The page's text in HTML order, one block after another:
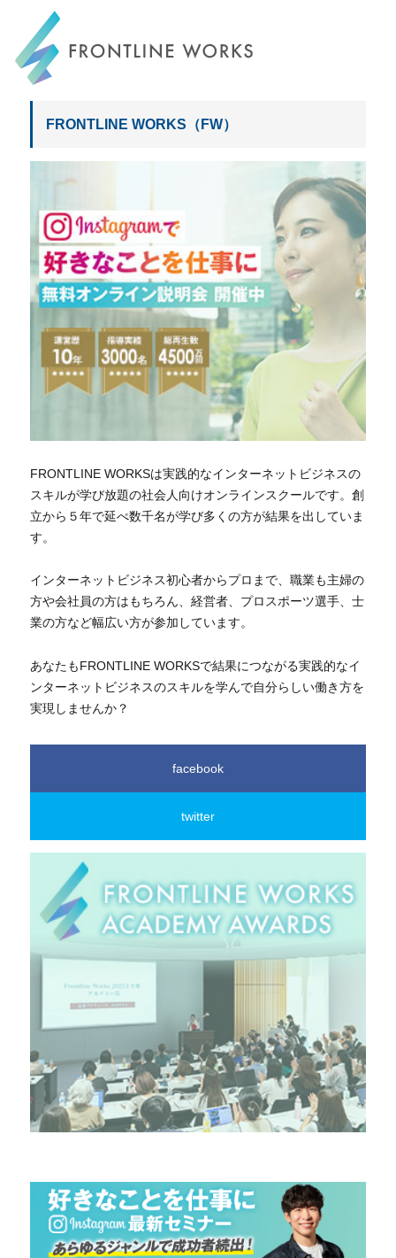
FRONTLINE WORKS
FRONTLINE WORKS（FW）
FRONTLINE WORKSは実践的なインターネットビジネスの
スキルが学び放題の社会人向けオンラインスクールです。創
立から５年で延べ数千名が学び多くの方が結果を出していま
す。
インターネットビジネス初心者からプロまで、職業も主婦の
方や会社員の方はもちろん、経営者、プロスポーツ選手、士
業の方など幅広い方が参加しています。
あなたもFRONTLINE WORKSで結果につながる実践的なイ
ンターネットビジネスのスキルを学んで自分らしい働き方を
実現しませんか？
facebook
twitter